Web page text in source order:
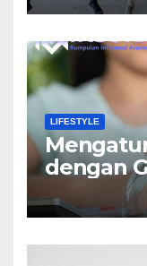
LIFESTYLE
dengan